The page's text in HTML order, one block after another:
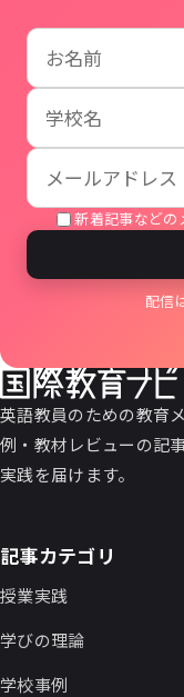
お名前
学校名
メールアドレス
新着記事などの
配信
英語教員のための教育
例・教材レビューの記
実践を届けます。
記事カテゴリ
授業実践
学びの理論
学校事例